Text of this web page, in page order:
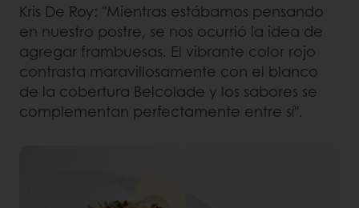
Kris De Roy: "Mientras estábamos pensando
en nuestro postre, se nos ocurrió la idea de
agregar frambuesas. El vibrante color rojo
contrasta maravillosamente con el blanco
de la cobertura Belcolade y los sabores se
complementan perfectamente entre sí".